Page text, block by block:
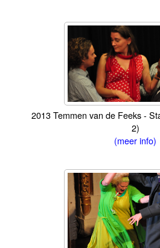
2013 Temmen van de Feeks -
2)
(meer info)